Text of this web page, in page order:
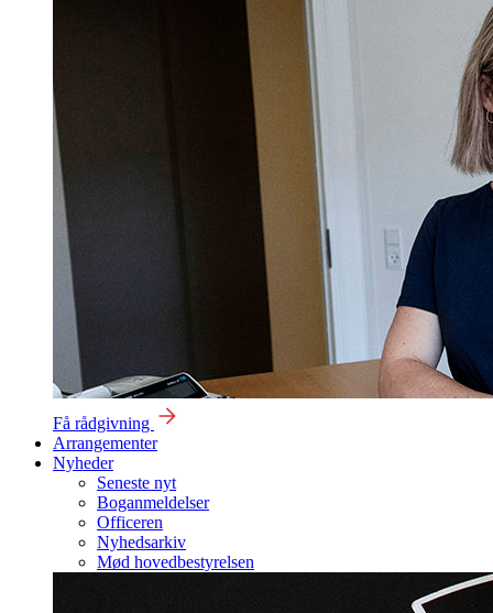
Få rådgivning
Arrangementer
Nyheder
Seneste nyt
Boganmeldelser
Officeren
Nyhedsarkiv
Mød hovedbestyrelsen